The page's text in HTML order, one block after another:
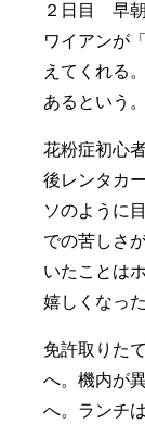
２日目 早
ワイアンが
えてくれる
あるという。
花粉症初心
後レンタカ
ソのように
での苦しさ
いたことは
嬉しくなっ
免許取りた
へ。機内が
へ。ランチ